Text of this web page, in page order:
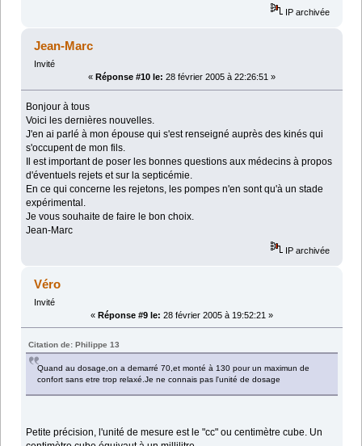
IP archivée
Jean-Marc
Invité
« Réponse #10 le: 28 février 2005 à 22:26:51 »
Bonjour à tous
Voici les dernières nouvelles.
J'en ai parlé à mon épouse qui s'est renseigné auprès des kinés qui
s'occupent de mon fils.
Il est important de poser les bonnes questions aux médecins à propos
d'éventuels rejets et sur la septicémie.
En ce qui concerne les rejetons, les pompes n'en sont qu'à un stade
expérimental.
Je vous souhaite de faire le bon choix.
Jean-Marc
IP archivée
Véro
Invité
« Réponse #9 le: 28 février 2005 à 19:52:21 »
Citation de: Philippe 13
Quand au dosage,on a demarré 70,et monté à 130 pour un maximun de
confort sans etre trop relaxé.Je ne connais pas l'unité de dosage
Petite précision, l'unité de mesure est le "cc" ou centimètre cube. Un